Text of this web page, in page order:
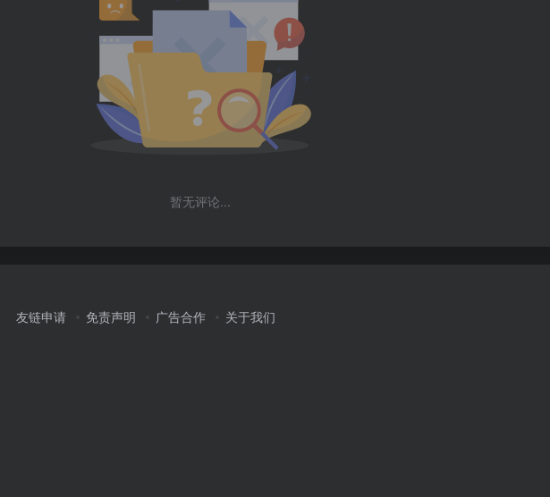
暂无评论...
友链申请 免责声明 广告合作 关于我们